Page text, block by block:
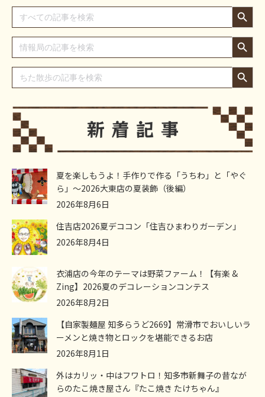
Search
for:
Search Button
Search
for:
Search Button
Search
for:
Search Button
夏を楽しもうよ！手作りで作る「うちわ」と「やぐ
ら」～2026大東店の夏装飾（後編）
2026年8月6日
住吉店2026夏デココン「住吉ひまわりガーデン」
2026年8月4日
衣浦店の今年のテーマは野菜ファーム！【有楽 &
Zing】2026夏のデコレーションコンテス
2026年8月2日
【自家製麺屋 知多らうど2669】常滑市でおいしいラ
ーメンと焼き物とロックを堪能できるお店
2026年8月1日
外はカリッ・中はフワトロ！知多市新舞子の昔なが
らのたこ焼き屋さん『たこ焼き たけちゃん』